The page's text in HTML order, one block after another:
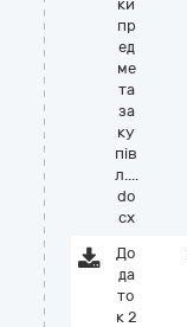
ки
пр
ед
ме
та
за
ку
пів
л....
do
cx
До
да
то
к 2